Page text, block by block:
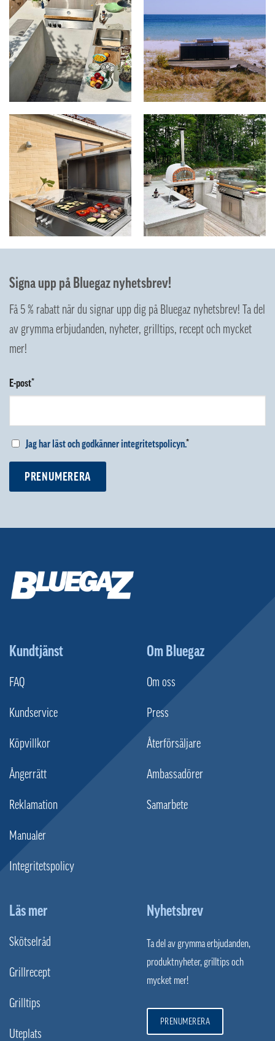
Signa upp på Bluegaz nyhetsbrev!
Få 5 % rabatt när du signar upp dig på Bluegaz nyhetsbrev! Ta del
av grymma erbjudanden, nyheter, grilltips, recept och mycket
mer!
E-post*
Jag har läst och godkänner integritetspolicyn.*
PRENUMERERA
Kundtjänst
FAQ
Kundservice
Köpvillkor
Ångerrätt
Reklamation
Manualer
Integritetspolicy
Om Bluegaz
Om oss
Press
Återförsäljare
Ambassadörer
Samarbete
Läs mer
Skötselråd
Grillrecept
Grilltips
Uteplats
Nyhetsbrev
Ta del av grymma erbjudanden,
produktnyheter, grilltips och
mycket mer!
PRENUMERERA